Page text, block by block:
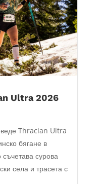
Ultra 2026
Thracian Ultra
бягане в
сурова
села и трасета с